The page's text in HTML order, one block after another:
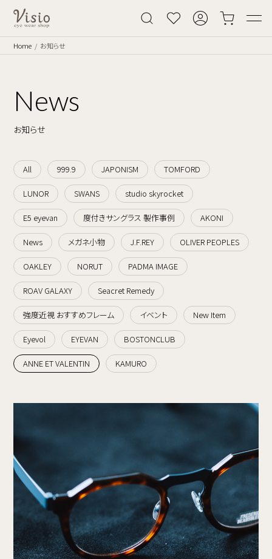
Home お知らせ
News
お知らせ
All 999.9 JAPONISM TOMFORD
LUNOR SWANS studio skyrocket
E5 eyevan 度付きサングラス 製作事例 AKONI
News メガネ小物 J.F.REY OLIVER PEOPLES
OAKLEY NORUT PADMA IMAGE
ROAV GALAXY Seacret Remedy
強度近視 おすすめフレーム イベント New Item
Eyevol EYEVAN BOSTONCLUB
ANNE ET VALENTIN KAMURO